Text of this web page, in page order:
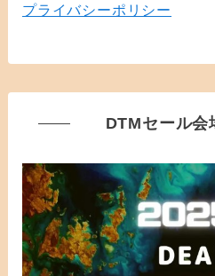
プライバシーポリシー
DTMセール会